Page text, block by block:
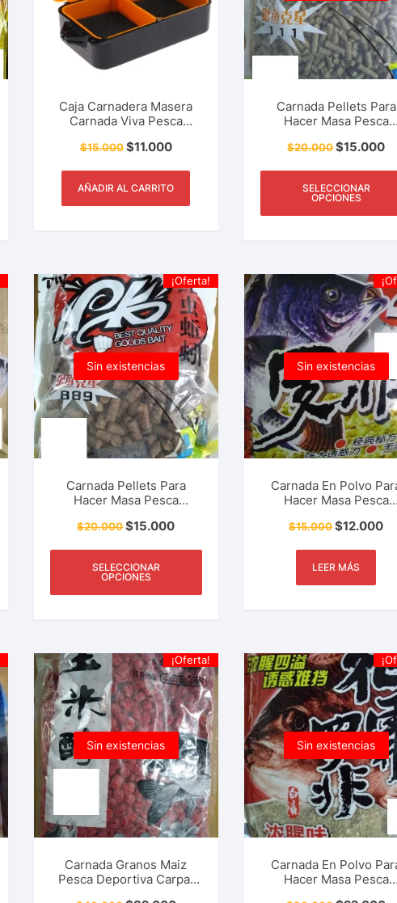
Caja Carnadera Masera
Carnada Viva Pesca
Doble Mediana
$15.000$11.000
AÑADIR AL CARRITO
Carnada Pellets Para
Hacer Masa Pesca
Cachama, Mojarra,
$20.000$15.000
SELECCIONAR
OPCIONES
Sin existencias
¡Oferta!
Carnada Pellets Para
Hacer Masa Pesca
Cachama, Mojarra, Tilapia,
$20.000$15.000
SELECCIONAR
OPCIONES
Sin existencias
Carnada En Polvo
Hacer Masa Pesca
y Más
$15.000$12.000
LEER MÁS
Sin existencias
¡Oferta!
Carnada Granos Maiz
Pesca Deportiva Carpa,
Sin existencias
Carnada En Polvo
Hacer Masa Pesca